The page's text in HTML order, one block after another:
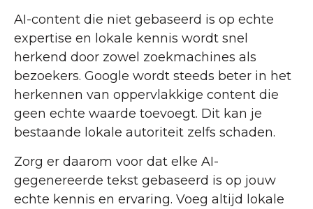
AI-content die niet gebaseerd is op echte
expertise en lokale kennis wordt snel
herkend door zowel zoekmachines als
bezoekers. Google wordt steeds beter in het
herkennen van oppervlakkige content die
geen echte waarde toevoegt. Dit kan je
bestaande lokale autoriteit zelfs schaden.
Zorg er daarom voor dat elke AI-
gegenereerde tekst gebaseerd is op jouw
echte kennis en ervaring. Voeg altijd lokale